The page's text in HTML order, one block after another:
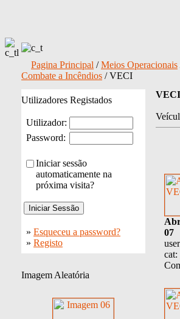
Pagina Principal /Meios Operacionais
Combate a Incêndios / VECI
Utilizadores Registados
Utilizador:
Password:
Iniciar sessão
automaticamente na
próxima visita?
» Esqueceu a password?
» Registo
Imagem Aleatória
VECI
07
cat: